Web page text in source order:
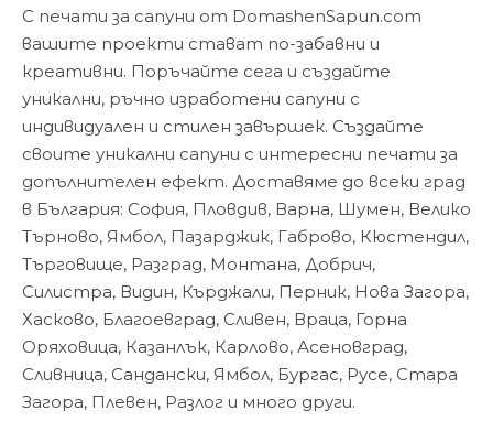
С печати за сапуни от DomashenSapun.com
вашите проекти стават по-забавни и
креативни. Поръчайте сега и създайте
уникални, ръчно изработени сапуни с
индивидуален и стилен завършек. Създайте
своите уникални сапуни с интересни печати за
допълнителен ефект. Доставяме до всеки град
в България: София, Пловдив, Варна, Шумен, Велико
Търново, Ямбол, Пазарджик, Габрово, Кюстендил,
Търговище, Разград, Монтана, Добрич,
Силистра, Видин, Кърджали, Перник, Нова Загора,
Хасково, Благоевград, Сливен, Враца, Горна
Оряховица, Казанлък, Карлово, Асеновград,
Сливница, Сандански, Ямбол, Бургас, Русе, Стара
Загора, Плевен, Разлог и много други.